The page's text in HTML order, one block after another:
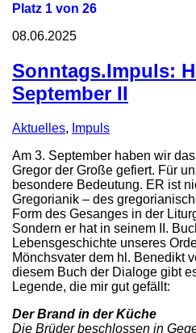
Platz 1 von 26
08.06.2025
Sonntags.Impuls:
September II
Aktuelles, Impuls
Am 3. September haben wir
Gregor der Große gefiert. Für
besondere Bedeutung. ER ist
Gregorianik – des
Form des Gesanges in der
Sondern er hat in seinem II.
Lebensgeschichte unseres
Mönchsvater dem hl. Benedikt
diesem Buch der Dialoge gibt
Legende, die mir gut gefällt:
Der Brand in der Küche
Die Brüder beschlossen in